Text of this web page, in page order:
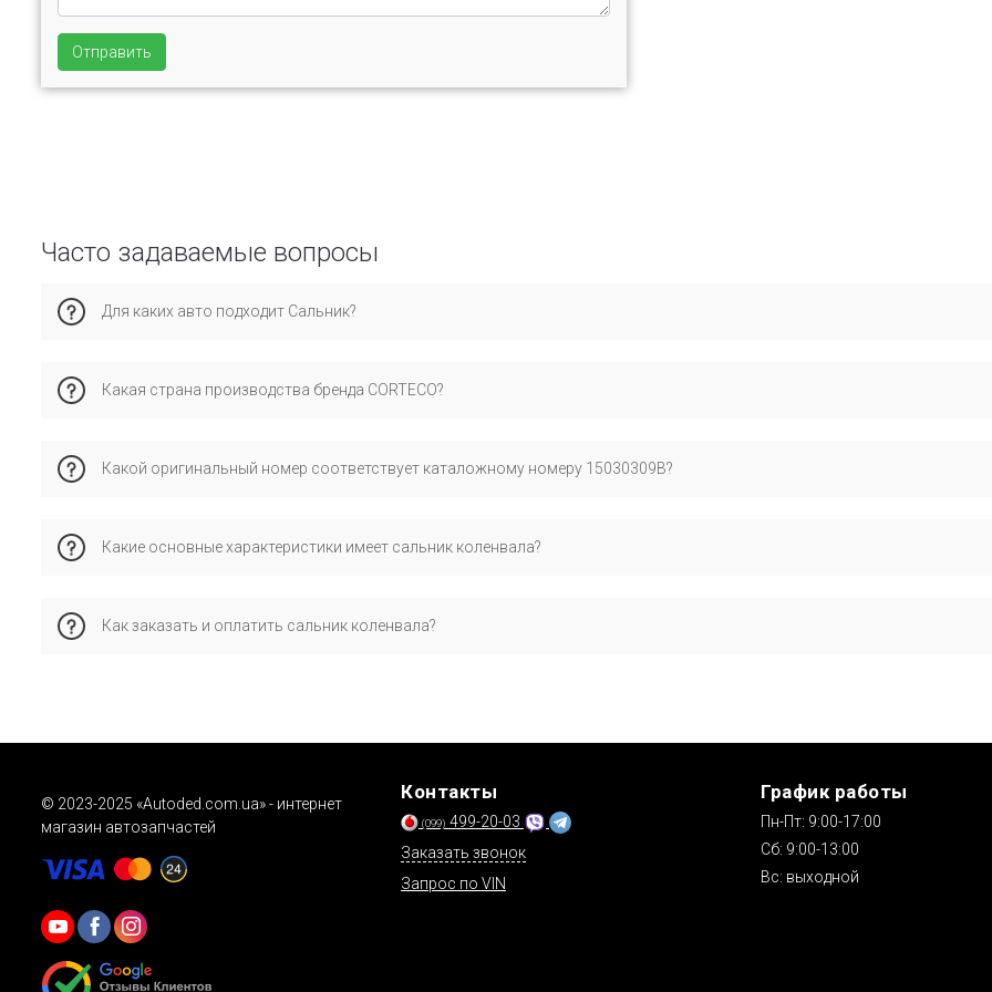
Отправить
Часто задаваемые вопросы
Для каких авто подходит Сальник?
Какая страна производства бренда CORTECO?
соответствие стандартам и проверенную совместимость с оригинальными деталями.
Какой оригинальный номер соответствует каталожному номеру 15030309B?
с автомобилем.
Какие основные характеристики имеет сальник коленвала?
Это позволяет обеспечить правильную совместимость и стабильную работу.
Как заказать и оплатить сальник коленвала?
© 2023-2025 «Autoded.com.ua» - интернет
магазин автозапчастей
Контакты
(099) 499-20-03
Заказать звонок
Запрос по VIN
График работы
Пн-Пт: 9:00-17:00
Сб: 9:00-13:00
Вс: выходной